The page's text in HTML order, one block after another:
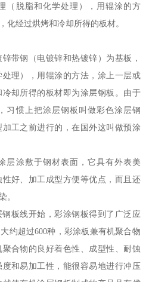
（脱脂和化学处理），用辊涂的方
化经过烘烤和冷却所得的板材。
带钢（电镀锌和热镀锌）为基板，
理），用辊涂的方法，涂上一层或
却所得的板材即为涂层钢板。由于
习惯上把涂层钢板叫做彩色涂层钢
工之前进行的，在国外这叫做预涂
层涂敷于钢材表面，它具有外表美
好、加工成型方便等优点，而且还
。
板线开始，彩涂钢板得到了广泛应
约超过600种，彩涂板兼有机聚合物
合物的良好着色性、成型性、耐蚀
和易加工性，能很容易地进行冲压